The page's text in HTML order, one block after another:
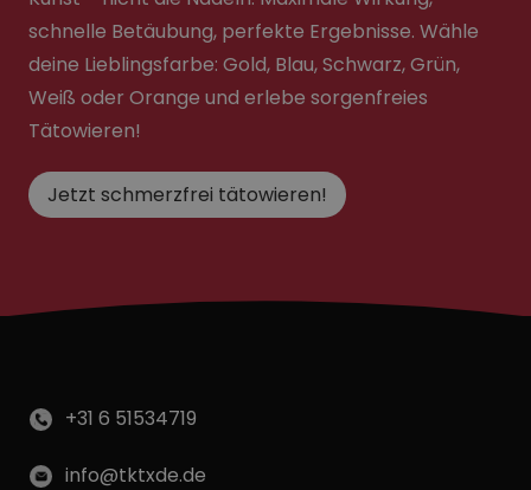
schnelle Betäubung, perfekte Ergebnisse. Wähle
deine Lieblingsfarbe: Gold, Blau, Schwarz, Grün,
Weiß oder Orange und erlebe sorgenfreies
Tätowieren!
Jetzt schmerzfrei tätowieren!
+31 6 51534719
info@tktxde.de